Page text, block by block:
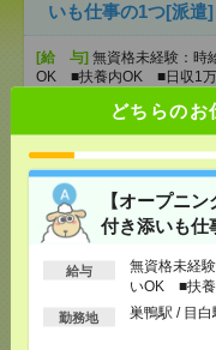
どちらのお
【オープニ
付き添いも仕
給与
無資格未経
いOK ■扶
以上
勤務地 巣鴨駅 / 目白
いも仕事の1つ[派遣]
[給 与] 無資格未経験：
OK ■扶養内OK ■日収1万
交通費全額支給
説明会参加で全員に
活のお手伝い[派遣]
無資格未経験：
OK ■扶養内OK ■日収1
[勤務地]錦糸町駅